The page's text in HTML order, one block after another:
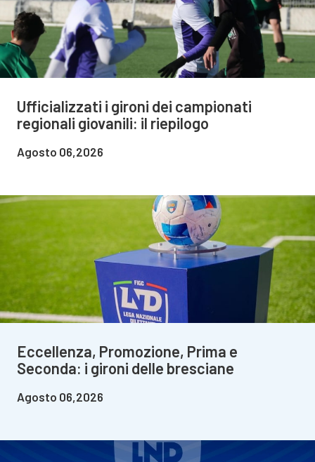
Ufficializzati i gironi dei campionati
regionali giovanili: il riepilogo
Agosto 06,2026
Eccellenza, Promozione, Prima e
Seconda: i gironi delle bresciane
Agosto 06,2026